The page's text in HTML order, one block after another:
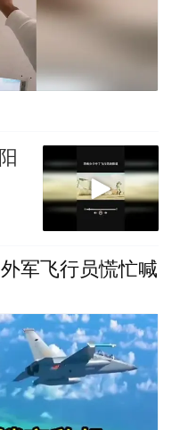
军飞行员慌忙喊